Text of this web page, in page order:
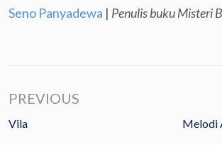
Seno Panyadewa | Penulis buku Misteri
PREVIOUS
Vila Melodi